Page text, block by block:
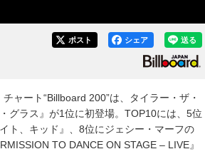
送る
シェア
ポスト
ャート“Billboard 200”は、タイラー・ザ・
グラス』が1位に初登場。TOP10には、5位
ト、キッド』、8位にジェシー・マーフの
TO DANCE ON STAGE – LIVE』